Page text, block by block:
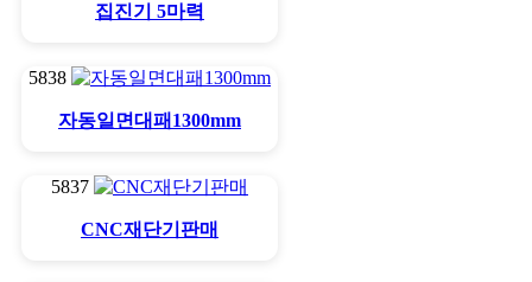
집진기 5마력
5838
자동일면대패1300mm
5837
CNC재단기판매